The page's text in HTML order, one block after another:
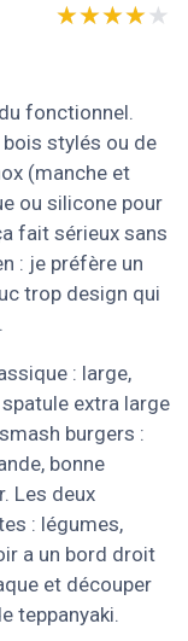
★★★★★
★★★★★
fonctionnel.
stylés ou de
(manche et
ou silicone pour
fait sérieux sans
: je préfère un
trop design qui
: large,
extra large
burgers :
bonne
Les deux
: légumes,
a un bord droit
et découper
teppanyaki.